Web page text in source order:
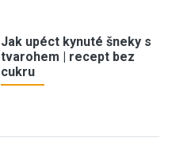
Jak upéct kynuté šneky s
tvarohem | recept bez
cukru